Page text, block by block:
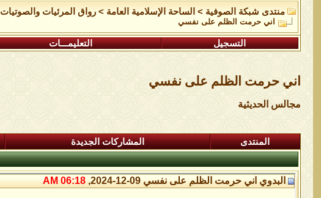
منتدى شبكة الصوفية > الساحة اﻹسلامية العامة >رواق المرئيات والصوتيات
اني حرمت الظلم على نفسي
التسجيل التعليمـــات
اني حرمت الظلم على نفسي
مجالس الحديثية
المنتدى المشاركات الجديدة
البدوي اني حرمت الظلم على نفسي09-12-2024,
06:18 AM